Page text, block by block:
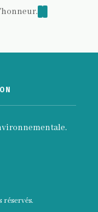
réservés.